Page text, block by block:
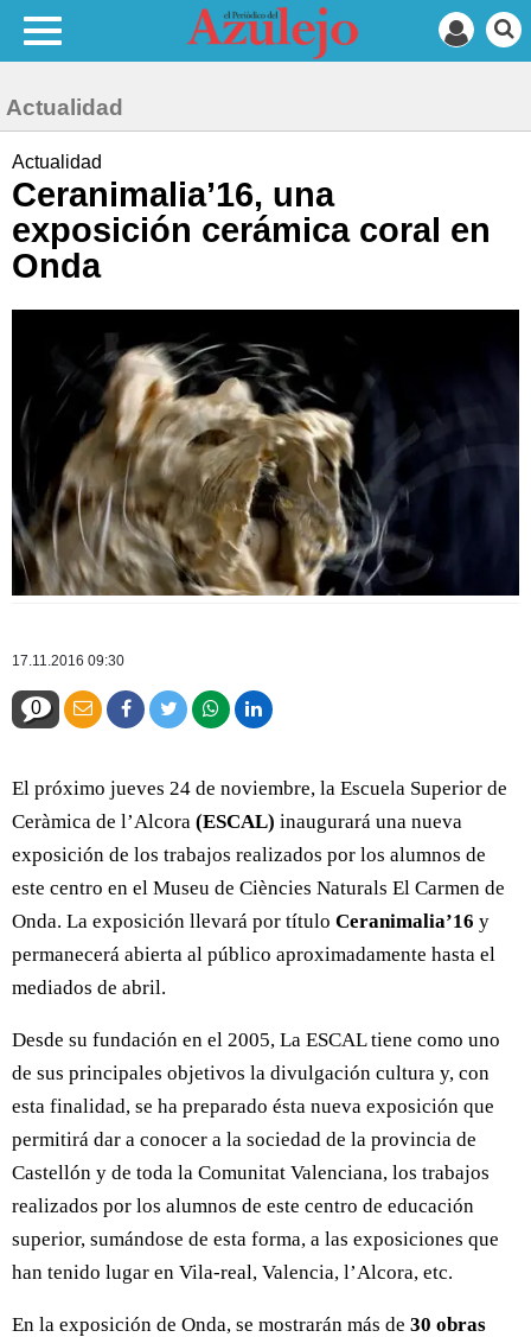
Actualidad
Actualidad
Ceranimalia’16, una
exposición cerámica coral en
Onda
17.11.2016 09:30
0
El próximo jueves 24 de noviembre, la Escuela Superior de
Ceràmica de l’Alcora (ESCAL) inaugurará una nueva
exposición de los trabajos realizados por los alumnos de
este centro en el Museu de Ciències Naturals El Carmen de
Onda. La exposición llevará por título Ceranimalia’16 y
permanecerá abierta al público aproximadamente hasta el
mediados de abril.
Desde su fundación en el 2005, La ESCAL tiene como uno
de sus principales objetivos la divulgación cultura y, con
esta finalidad, se ha preparado ésta nueva exposición que
permitirá dar a conocer a la sociedad de la provincia de
Castellón y de toda la Comunitat Valenciana, los trabajos
realizados por los alumnos de este centro de educación
superior, sumándose de esta forma, a las exposiciones que
han tenido lugar en Vila-real, Valencia, l’Alcora, etc.
En la exposición de Onda, se mostrarán más de 30 obras